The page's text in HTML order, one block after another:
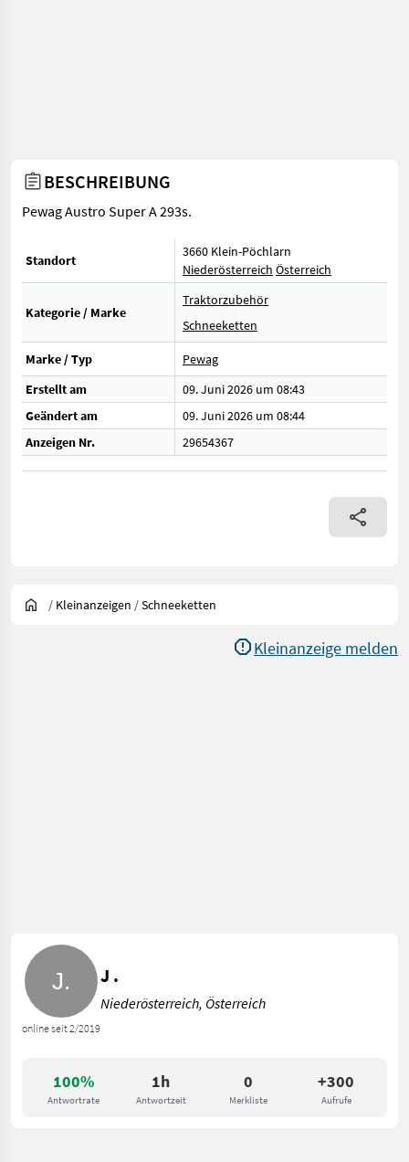
BESCHREIBUNG
Pewag Austro Super A 293s.
Standort
3660 Klein-Pöchlarn
Niederösterreich Österreich
Kategorie / Marke
Traktorzubehör
Schneeketten
Marke / Typ
Pewag
Erstellt am
09. Juni 2026 um 08:43
Geändert am
09. Juni 2026 um 08:44
Anzeigen Nr.
29654367
/ Kleinanzeigen /Schneeketten
Kleinanzeige melden
100%
Antwortrate
1h
Antwortzeit
0
Merkliste
+300
Aufrufe
online seit 2/2019
J .
Niederösterreich, Österreich